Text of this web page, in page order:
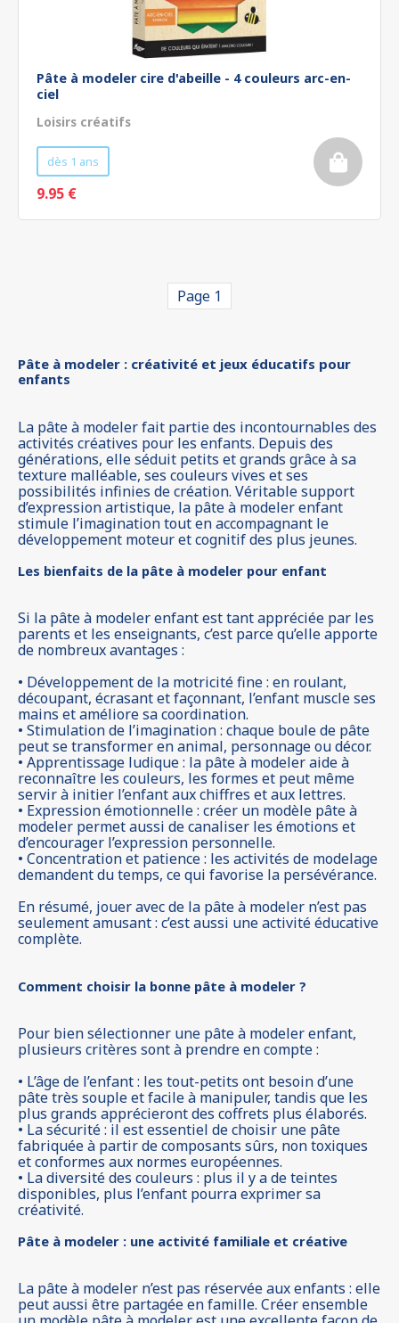
Pâte à modeler cire d'abeille - 4 couleurs arc-en-
ciel
Loisirs créatifs
dès 1 ans
9.95 €
Page 1
Pâte à modeler : créativité et jeux éducatifs pour
enfants
La pâte à modeler fait partie des incontournables des
activités créatives pour les enfants. Depuis des
générations, elle séduit petits et grands grâce à sa
texture malléable, ses couleurs vives et ses
possibilités infinies de création. Véritable support
d’expression artistique, la pâte à modeler enfant
stimule l’imagination tout en accompagnant le
développement moteur et cognitif des plus jeunes.
Les bienfaits de la pâte à modeler pour enfant
Si la pâte à modeler enfant est tant appréciée par les
parents et les enseignants, c’est parce qu’elle apporte
de nombreux avantages :
• Développement de la motricité fine : en roulant,
découpant, écrasant et façonnant, l’enfant muscle ses
mains et améliore sa coordination.
• Stimulation de l’imagination : chaque boule de pâte
peut se transformer en animal, personnage ou décor.
• Apprentissage ludique : la pâte à modeler aide à
reconnaître les couleurs, les formes et peut même
servir à initier l’enfant aux chiffres et aux lettres.
• Expression émotionnelle : créer un modèle pâte à
modeler permet aussi de canaliser les émotions et
d’encourager l’expression personnelle.
• Concentration et patience : les activités de modelage
demandent du temps, ce qui favorise la persévérance.
En résumé, jouer avec de la pâte à modeler n’est pas
seulement amusant : c’est aussi une activité éducative
complète.
Comment choisir la bonne pâte à modeler ?
Pour bien sélectionner une pâte à modeler enfant,
plusieurs critères sont à prendre en compte :
• L’âge de l’enfant : les tout-petits ont besoin d’une
pâte très souple et facile à manipuler, tandis que les
plus grands apprécieront des coffrets plus élaborés.
• La sécurité : il est essentiel de choisir une pâte
fabriquée à partir de composants sûrs, non toxiques
et conformes aux normes européennes.
• La diversité des couleurs : plus il y a de teintes
disponibles, plus l’enfant pourra exprimer sa
créativité.
Pâte à modeler : une activité familiale et créative
La pâte à modeler n’est pas réservée aux enfants : elle
peut aussi être partagée en famille. Créer ensemble